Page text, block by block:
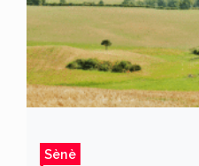
Sènè